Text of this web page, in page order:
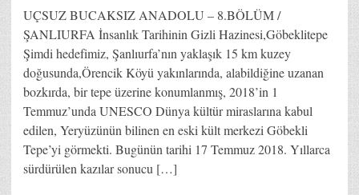
UÇSUZ BUCAKSIZ ANADOLU – 8.BÖLÜM /
ŞANLIURFA İnsanlık Tarihinin Gizli Hazinesi,Göbeklitepe
Şimdi hedefimiz, Şanlıurfa’nın yaklaşık 15 km kuzey
doğusunda,Örencik Köyü yakınlarında, alabildiğine uzanan
bozkırda, bir tepe üzerine konumlanmış, 2018’in 1
Temmuz’unda UNESCO Dünya kültür miraslarına kabul
edilen, Yeryüzünün bilinen en eski kült merkezi Göbekli
Tepe’yi görmekti. Bugünün tarihi 17 Temmuz 2018. Yıllarca
sürdürülen kazılar sonucu […]